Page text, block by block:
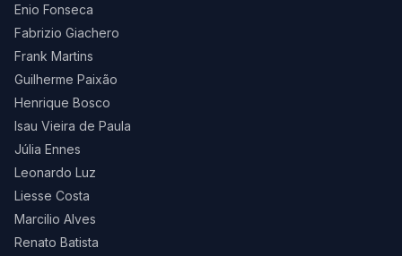
Enio Fonseca
Fabrizio Giachero
Frank Martins
Guilherme Paixão
Henrique Bosco
Isau Vieira de Paula
Júlia Ennes
Leonardo Luz
Liesse Costa
Marcilio Alves
Renato Batista